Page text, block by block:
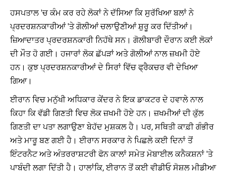
ਹਸਪਤਾਲ 'ਚ ਕੰਮ ਕਰ ਰਹੇ ਲੋਕਾਂ ਨੇ ਦੱਸਿਆ ਕਿ ਸੁਰੱਖਿਆ ਬਲਾਂ ਨੇ
ਪ੍ਰਦਰਸ਼ਨਕਾਰੀਆਂ 'ਤੇ ਗੋਲੀਆਂ ਚਲਾਉਣੀਆਂ ਸ਼ੁਰੂ ਕਰ ਦਿੱਤੀਆਂ।
ਜ਼ਿਆਦਾਤਰ ਪ੍ਰਦਰਸ਼ਨਕਾਰੀ ਨਿਹੱਥੇ ਸਨ। ਗੋਲੀਬਾਰੀ ਦੌਰਾਨ ਕਈ ਲੋਕਾਂ
ਦੀ ਮੌਤ ਹੋ ਗਈ। ਹਜਾਰਾਂ ਲੋਕ ਛੱਪੜਾਂ ਅਤੇ ਗੋਲੀਆਂ ਨਾਲ ਜ਼ਖਮੀ ਹੋਏ
ਹਨ। ਕੁਝ ਪ੍ਰਦਰਸ਼ਨਕਾਰੀਆਂ ਦੇ ਸਿਰਾਂ ਵਿੱਚ ਫ੍ਰੈਕਚਰ ਵੀ ਦੇਖਿਆ
ਗਿਆ।
ਈਰਾਨ ਵਿਚ ਮਨੁੱਖੀ ਅਧਿਕਾਰ ਕੇਂਦਰ ਨੇ ਇਕ ਡਾਕਟਰ ਦੇ ਹਵਾਲੇ ਨਾਲ
ਕਿਹਾ ਕਿ ਵੱਡੀ ਗਿਣਤੀ ਵਿਚ ਲੋਕ ਜ਼ਖਮੀ ਹੋਏ ਹਨ। ਜ਼ਖਮੀਆਂ ਦੀ ਕੁੱਲ
ਗਿਣਤੀ ਦਾ ਪਤਾ ਲਗਾਉਣਾ ਬੇਹੱਦ ਮੁਸ਼ਕਲ ਹੈ। ਪਰ, ਸਥਿਤੀ ਕਾਫ਼ੀ ਗੰਭੀਰ
ਅਤੇ ਮਾਰੂ ਬਣ ਗਈ ਹੈ। ਈਰਾਨ ਸਰਕਾਰ ਨੇ ਪਿਛਲੇ ਕਈ ਦਿਨਾਂ ਤੋਂ
ਇੰਟਰਨੈਟ ਅਤੇ ਅੰਤਰਰਾਸ਼ਟਰੀ ਫੋਨ ਕਾਲਾਂ ਸਮੇਤ ਮੋਬਾਈਲ ਕਨੈਕਸ਼ਨਾਂ 'ਤੇ
ਪਾਬੰਦੀ ਲਗਾ ਦਿੱਤੀ ਹੈ। ਹਾਲਾਂਕਿ, ਈਰਾਨ ਤੋਂ ਕਈ ਵੀਡੀਓ ਸੋਸ਼ਲ ਮੀਡੀਆ